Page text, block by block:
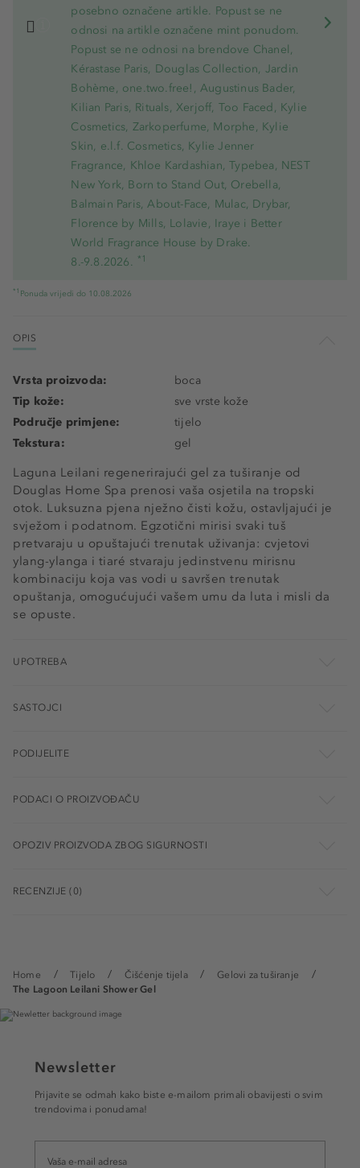
Home Tijelo Čišćenje tijela
Gelovi za tuširanje
The Lagoon Leilani Shower Gel
posebno označene artikle. Popust se ne
odnosi na artikle označene mint ponudom.
Popust se ne odnosi na brendove Chanel,
Kérastase Paris, Douglas Collection, Jardin
Bohème, one.two.free!, Augustinus Bader,
Kilian Paris, Rituals, Xerjoff, Too Faced, Kylie
Cosmetics, Zarkoperfume, Morphe, Kylie
Skin, e.l.f. Cosmetics, Kylie Jenner
Fragrance, Khloe Kardashian, Typebea, NEST
New York, Born to Stand Out, Orebella,
Balmain Paris, About-Face, Mulac, Drybar,
Florence by Mills, Lolavie, Iraye i Better
World Fragrance House by Drake.
8.-9.8.2026. *1
*1 Ponuda vrijedi do 10.08.2026
OPIS
Laguna Leilani regenerirajući gel za tuširanje od
Douglas Home Spa prenosi vaša osjetila na tropski
otok. Luksuzna pjena nježno čisti kožu, ostavljajući je
svježom i podatnom. Egzotični mirisi svaki tuš
pretvaraju u opuštajući trenutak uživanja: cvjetovi
ylang-ylanga i tiaré stvaraju jedinstvenu mirisnu
kombinaciju koja vas vodi u savršen trenutak
opuštanja, omogućujući vašem umu da luta i misli da
se opuste.
Vrsta proizvoda:
boca
Tip kože:
sve vrste kože
Područje primjene:
tijelo
Tekstura:
gel
UPOTREBA
SASTOJCI
PODIJELITE
PODACI O PROIZVOĐAČU
OPOZIV PROIZVODA ZBOG SIGURNOSTI
RECENZIJE (0)
Newsletter
Prijavite se odmah kako biste e-mailom primali obavijesti o svim
trendovima i ponudama!